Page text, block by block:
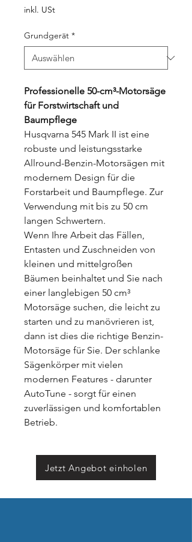
inkl. USt
Grundgerät *
Professionelle 50-cm³-Motorsäge
für Forstwirtschaft und
Baumpflege
Husqvarna 545 Mark II ist eine
robuste und leistungsstarke
Allround-Benzin-Motorsägen mit
modernem Design für die
Forstarbeit und Baumpflege. Zur
Verwendung mit bis zu 50 cm
langen Schwertern.
Wenn Ihre Arbeit das Fällen,
Entasten und Zuschneiden von
kleinen und mittelgroßen
Bäumen beinhaltet und Sie nach
einer langlebigen 50 cm³
Motorsäge suchen, die leicht zu
starten und zu manövrieren ist,
dann ist dies die richtige Benzin-
Motorsäge für Sie. Der schlanke
Sägenkörper mit vielen
modernen Features - darunter
AutoTune - sorgt für einen
zuverlässigen und komfortablen
Betrieb.
Jetzt Angebot einholen